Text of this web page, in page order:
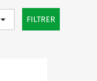
 FILTRER